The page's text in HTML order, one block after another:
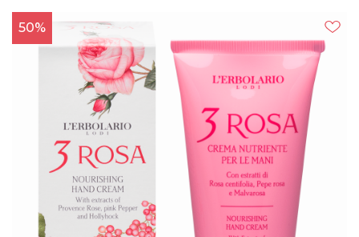
50%